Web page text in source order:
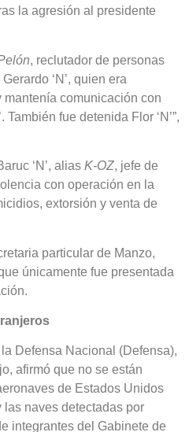
la agresión al presidente
, reclutador de personas
‘N’, quien era
comunicación con
También fue detenida Flor ‘N’”,
‘N’, alias K-OZ, jefe de
con operación en la
extorsión y venta de
particular de Manzo,
únicamente fue presentada
Defensa Nacional (Defensa),
afirmó que no se están
de Estados Unidos
naves detectadas por
integrantes del Gabinete de